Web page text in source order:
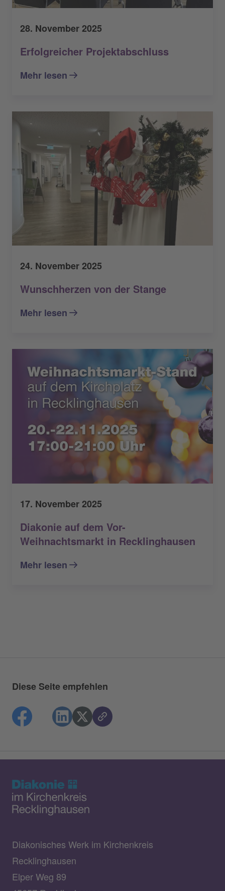
28. November 2025
Erfolgreicher Projektabschluss
Mehr lesen
24. November 2025
Wunschherzen von der Stange
Mehr lesen
17. November 2025
Diakonie auf dem Vor-
Weihnachtsmarkt in Recklinghausen
Mehr lesen
Diese Seite empfehlen
Diakonisches Werk im Kirchenkreis
Recklinghausen
Elper Weg 89